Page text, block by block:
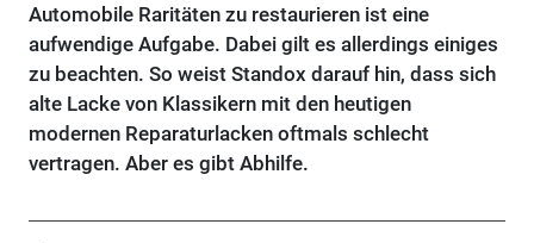
Automobile Raritäten zu restaurieren ist eine
aufwendige Aufgabe. Dabei gilt es allerdings einiges
zu beachten. So weist Standox darauf hin, dass sich
alte Lacke von Klassikern mit den heutigen
modernen Reparaturlacken oftmals schlecht
vertragen. Aber es gibt Abhilfe.